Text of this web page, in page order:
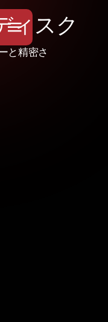
ィ ス ク
と精密さ